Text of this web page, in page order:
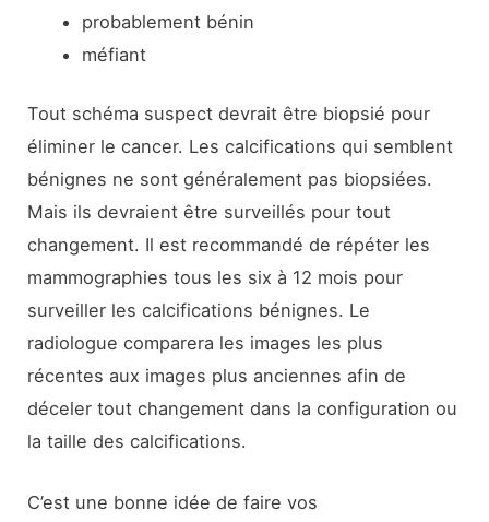
probablement bénin
méfiant
Tout schéma suspect devrait être biopsié pour
éliminer le cancer. Les calcifications qui semblent
bénignes ne sont généralement pas biopsiées.
Mais ils devraient être surveillés pour tout
changement. Il est recommandé de répéter les
mammographies tous les six à 12 mois pour
surveiller les calcifications bénignes. Le
radiologue comparera les images les plus
récentes aux images plus anciennes afin de
déceler tout changement dans la configuration ou
la taille des calcifications.
C’est une bonne idée de faire vos